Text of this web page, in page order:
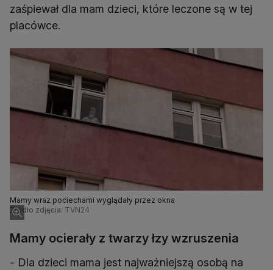
zaśpiewał dla mam dzieci, które leczone są w tej
placówce.
Mamy wraz pociechami wyglądały przez okna
Źródło zdjęcia: TVN24
Mamy ocierały z twarzy łzy wzruszenia
- Dla dzieci mama jest najważniejszą osobą na